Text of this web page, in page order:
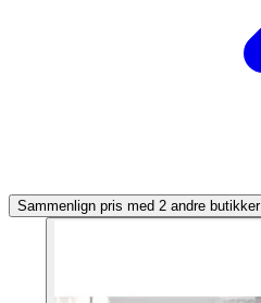
Sammenlign pris med 2 andre butikker